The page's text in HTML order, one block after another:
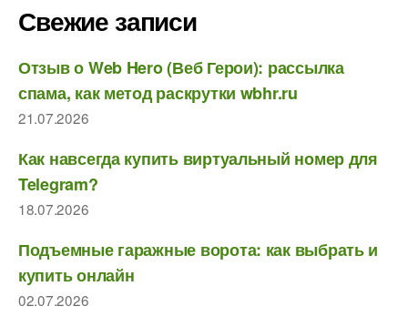
Свежие записи
Отзыв о Web Hero (Веб Герои): рассылка
спама, как метод раскрутки wbhr.ru
21.07.2026
Как навсегда купить виртуальный номер для
Telegram?
18.07.2026
Подъемные гаражные ворота: как выбрать и
купить онлайн
02.07.2026